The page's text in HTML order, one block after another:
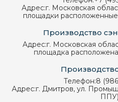
Адрес:г. Московская
площадки
Производство
Адрес:г. Московская
площадка
Телефон:8
Адрес:г. Дмитров, ул.
ППУ)